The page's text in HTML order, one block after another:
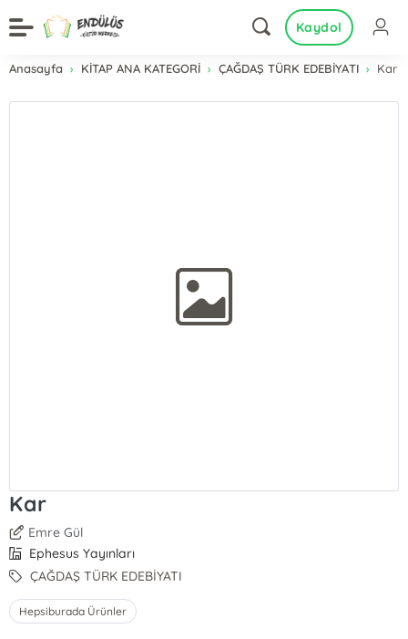
Kaydol
Anasayfa KİTAP ANA KATEGORİ ÇAĞDAŞ TÜRK EDEBİYATI Kar
Kar
Emre Gül
Ephesus Yayınları
ÇAĞDAŞ TÜRK EDEBİYATI
Hepsiburada Ürünler